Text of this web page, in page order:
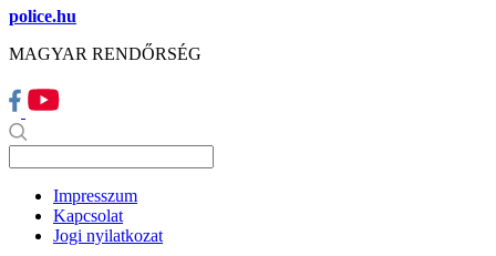
police.hu
MAGYAR RENDŐRSÉG
Impresszum
Kapcsolat
Jogi nyilatkozat